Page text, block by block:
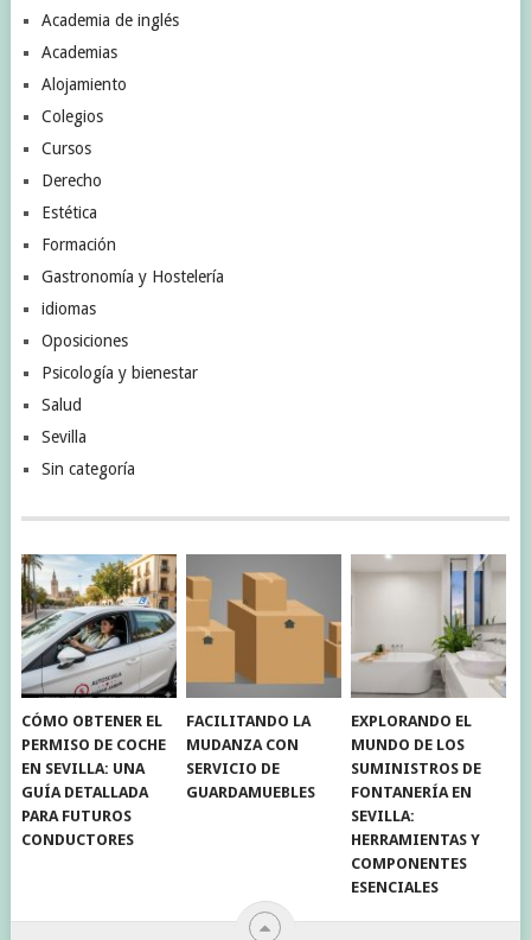
Academia de inglés
Academias
Alojamiento
Colegios
Cursos
Derecho
Estética
Formación
Gastronomía y Hostelería
idiomas
Oposiciones
Psicología y bienestar
Salud
Sevilla
Sin categoría
CÓMO OBTENER EL
PERMISO DE COCHE
EN SEVILLA: UNA
GUÍA DETALLADA
PARA FUTUROS
CONDUCTORES
FACILITANDO LA
MUDANZA CON
SERVICIO DE
GUARDAMUEBLES
EXPLORANDO EL
MUNDO DE LOS
SUMINISTROS DE
FONTANERÍA EN
SEVILLA:
HERRAMIENTAS Y
COMPONENTES
ESENCIALES